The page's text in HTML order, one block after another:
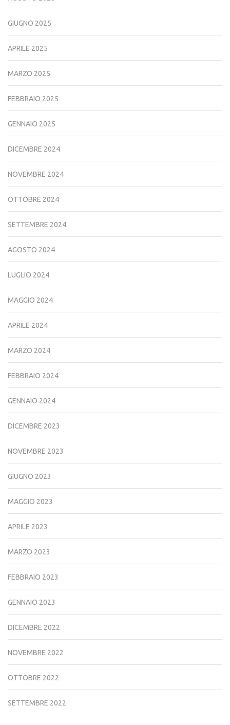
GIUGNO 2025
APRILE 2025
MARZO 2025
FEBBRAIO 2025
GENNAIO 2025
DICEMBRE 2024
NOVEMBRE 2024
OTTOBRE 2024
SETTEMBRE 2024
AGOSTO 2024
LUGLIO 2024
MAGGIO 2024
APRILE 2024
MARZO 2024
FEBBRAIO 2024
GENNAIO 2024
DICEMBRE 2023
NOVEMBRE 2023
GIUGNO 2023
MAGGIO 2023
APRILE 2023
MARZO 2023
FEBBRAIO 2023
GENNAIO 2023
DICEMBRE 2022
NOVEMBRE 2022
OTTOBRE 2022
SETTEMBRE 2022